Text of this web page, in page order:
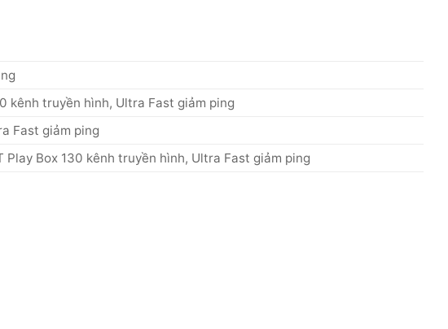
kênh truyền hình, Ultra Fast giảm ping
Fast giảm ping
Play Box 130 kênh truyền hình, Ultra Fast giảm ping